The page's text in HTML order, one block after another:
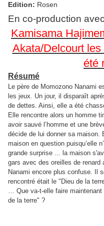
Edition: Rosen
En co-production
Kamisama
Akata/Delcourt
été
Résumé
Le père de Momozono Nanami
les jeux. Un jour, il disparaît
de dettes. Ainsi, elle a été
Elle rencontre alors un homme
avoir sauvé l’homme et une
décide de lui donner sa maison.
maison en question puisqu’elle
grande surprise ... la maison
gars avec des oreilles de renard
Nanami encore plus confuse. Il
rencontré était le "Dieu de la
… Que va-t-elle faire maintenant
de la terre" ?